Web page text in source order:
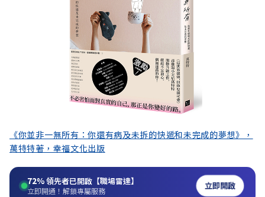
《你並非一無所有：你還有病及未拆的快遞和未完成的夢想》，
萬特特著，幸福文化出版
72%領先者已開啟【職場雷達】
立即開通！解鎖專屬服務 立即開啟